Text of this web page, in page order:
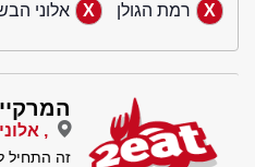
רמת הגולן
אלוני
,